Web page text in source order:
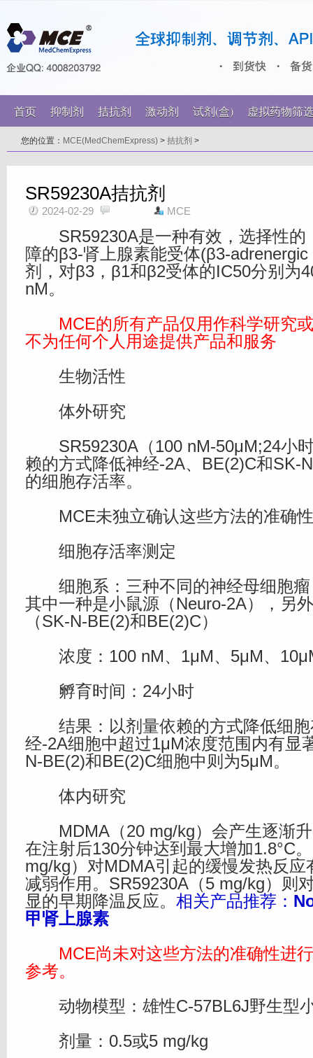
首页 抑制剂 拮抗剂 激动剂 试剂(盒) 虚拟药物筛
您的位置： MCE(MedChemExpress) > 拮抗剂 >
SR59230A拮抗剂
2024-02-29 MCE
SR59230A是一种有效，选择性的
障的β3-肾上腺素能受体(β3-
剂，对β3，β1和β2受体的IC50分别为
nM。
MCE的所有产品仅用作科学研究或
不为任何个人用途提供产品和服务
生物活性
体外研究
SR59230A（100 nM-50μM;24小
赖的方式降低神经-2A、BE(2)C和SK-
的细胞存活率。
MCE未独立确认这些方法的准确性
细胞存活率测定
细胞系：三种不同的神经母细胞瘤
其中一种是小鼠源（Neuro-2A），另
（SK-N-BE(2)和BE(2)C）
浓度：100 nM、1μM、5μM、
孵育时间：24小时
结果：以剂量依赖的方式降低细胞
经-2A细胞中超过1μM浓度范围内有显
N-BE(2)和BE(2)C细胞中则为5μM。
体内研究
MDMA（20 mg/kg）会产生逐渐升
在注射后130分钟达到最大增加1.8°C
mg/kg）对MDMA引起的缓慢发热反应
减弱作用。SR59230A（5 mg/kg）则
显的早期降温反应。 相关产品推荐：
甲肾上腺素
MCE尚未对这些方法的准确性进行
参考。
动物模型：雄性C-57BL6J野生型
剂量：0.5或5 mg/kg